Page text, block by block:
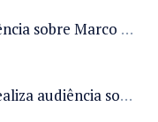
Câmara promove audiência sobre Marco de Fomento à Economia Digital e impactos da inteligência artificial
Comissão da Câmara realiza audiência sobre apostas online para medir o tamanho do mercado ilegal